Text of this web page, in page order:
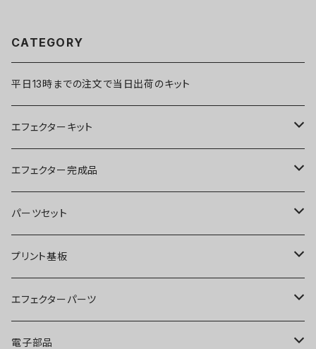
CATEGORY
平日13時までの注文で当日出荷のキット
エフェクターキット
ブースター
オーバードライブ
ディストーション
ファズ
プリアンプ
エフェクター完成品
ブースター
オーバードライブ
ディストーション
ファズ
パーツセット
ブースター
オーバードライブ
ディストーション
プリント基板
オーバードライブ
ディストーション
エフェクターパーツ
スイッチ
電子部品